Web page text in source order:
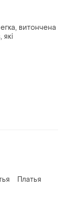
витончена
Платья